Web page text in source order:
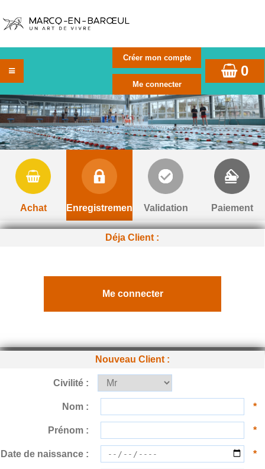
0
Achat Enregistrement Validation Paiement
Déja Client :
Nouveau Client :
Civilité :
Nom : *
Prénom : *
Date de naissance : *